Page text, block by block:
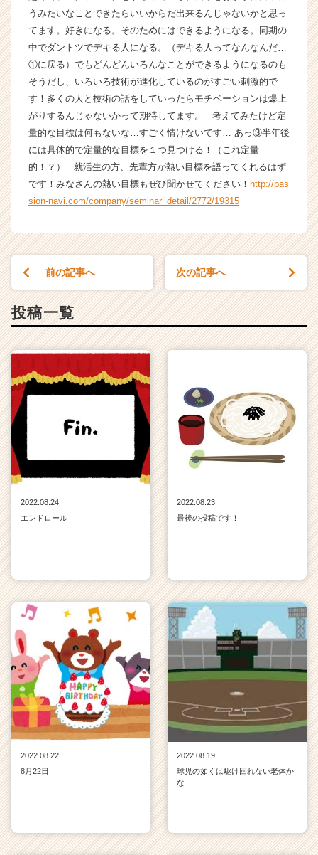
チ
ア
キ
リ
ア
（C
h
e
e
r
a
r
e
r）
うみたいなことできたらいいからだ出来るんじゃないかと思っ
てます。好きになる。そのためにはできるようになる。同期の
中でダントツでデキる人になる。（デキる人ってなんなんだ…
①に戻る）でもどんどんいろんなことができるようになるのも
そうだし、いろいろ技術が進化しているのがすごい刺激的で
す！多くの人と技術の話をしていったらモチベーションは爆上
がりするんじゃないかって期待してます。 考えてみたけど定
量的な目標は何もないな…すごく情けないです… あっ③半年後
には具体的で定量的な目標を１つ見つける！（これ定量
的！？） 就活生の方、先輩方が熱い目標を語ってくれるはず
です！みなさんの熱い目標もぜひ聞かせてください！ http://pas
sion-navi.com/company/seminar_detail/2772/19315
前の記事へ 次の記事へ
投稿一覧
2022.08.24
エンドロール
2022.08.23
最後の投稿です！
2022.08.22
8月22日
2022.08.19
球児の如くは駆け回れない老体か
な